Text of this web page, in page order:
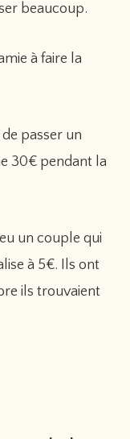
beaucoup.
à faire la
passer un
30€ pendant la
un couple qui
à 5€. Ils ont
ils trouvaient